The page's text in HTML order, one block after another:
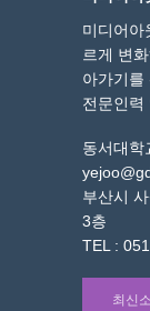
미디어아
르게 변
아가기를
전문인력
동서대학
부산시
3층
TEL :
최신